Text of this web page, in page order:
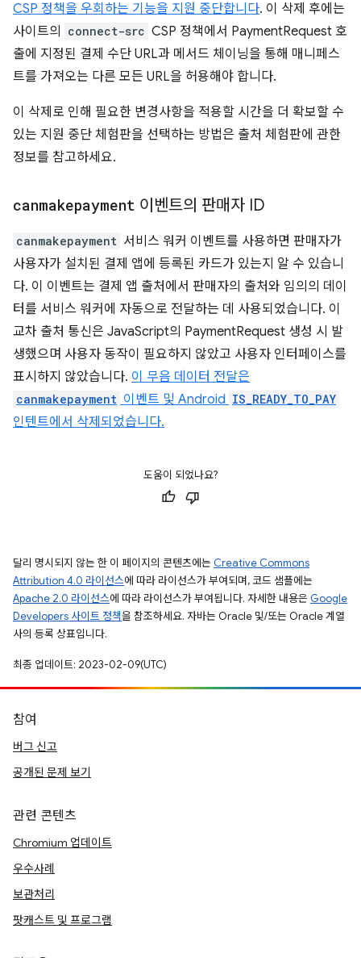
CSP 정책을 우회하는 기능을 지원 중단합니다. 이 삭제 후에는
사이트의
connect-src CSP 정책에서 PaymentRequest 호
출에 지정된 결제 수단 URL과 메서드 체이닝을 통해 매니페스
트를 가져오는 다른 모든 URL을 허용해야 합니다.
이 삭제로 인해 필요한 변경사항을 적용할 시간을 더 확보할 수
있는 지원 중단 체험판을 선택하는 방법은 출처 체험판에 관한
정보를 참고하세요.
canmakepayment 이벤트의 판매자 ID
canmakepayment 서비스 워커 이벤트를 사용하면 판매자가
사용자가 설치된 결제 앱에 등록된 카드가 있는지 알 수 있습니
다. 이 이벤트는 결제 앱 출처에서 판매자의 출처와 임의의 데이
터를 서비스 워커에 자동으로 전달하는 데 사용되었습니다. 이
교차 출처 통신은 JavaScript의 PaymentRequest 생성 시 발
생했으며 사용자 동작이 필요하지 않았고 사용자 인터페이스를
표시하지 않았습니다. 이 무음 데이터 전달은
canmakepayment 이벤트 및 Android IS_READY_TO_PAY
인텐트에서 삭제되었습니다.
도움이 되었나요?
달리 명시되지 않는 한 이 페이지의 콘텐츠에는 Creative Commons
Attribution 4.0 라이선스에 따라 라이선스가 부여되며, 코드 샘플에는
Apache 2.0 라이선스에 따라 라이선스가 부여됩니다. 자세한 내용은 Google
Developers 사이트 정책을 참조하세요. 자바는 Oracle 및/또는 Oracle 계열
사의 등록 상표입니다.
최종 업데이트: 2023-02-09(UTC)
참여
버그 신고
공개된 문제 보기
관련 콘텐츠
Chromium 업데이트
우수사례
보관처리
팟캐스트 및 프로그램